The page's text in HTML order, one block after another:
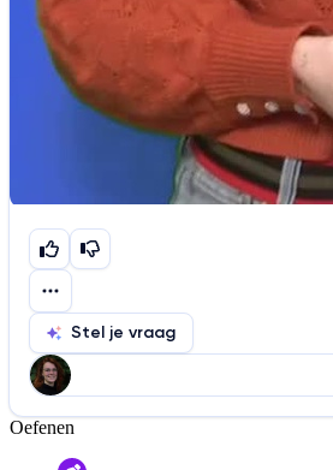
Stel je vraag
Help ons de video te verbeteren
Oefenen